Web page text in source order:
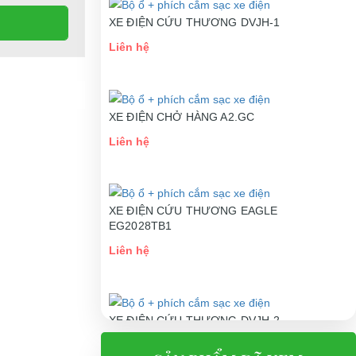
XE ĐIỆN CỨU THƯƠNG DVJH-1
Liên hệ
XE ĐIỆN CHỞ HÀNG A2.GC
Liên hệ
XE ĐIỆN CỨU THƯƠNG EAGLE
EG2028TB1
Liên hệ
XE ĐIỆN CỨU THƯƠNG DVJH-2